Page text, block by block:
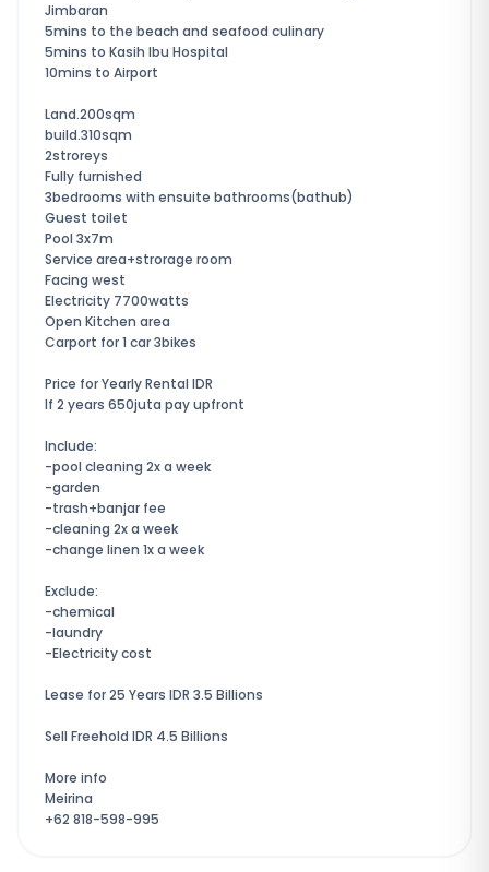
Jimbaran
5mins to the beach and seafood culinary
5mins to Kasih Ibu Hospital
10mins to Airport
Land.200sqm
build.310sqm
2stroreys
Fully furnished
3bedrooms with ensuite bathrooms(bathub)
Guest toilet
Pool 3x7m
Service area+strorage room
Facing west
Electricity 7700watts
Open Kitchen area
Carport for 1 car 3bikes
Price for Yearly Rental IDR
If 2 years 650juta pay upfront
Include:
-pool cleaning 2x a week
-garden
-trash+banjar fee
-cleaning 2x a week
-change linen 1x a week
Exclude:
-chemical
-laundry
-Electricity cost
Lease for 25 Years IDR 3.5 Billions
Sell Freehold IDR 4.5 Billions
More info
Meirina
+62 818-598-995